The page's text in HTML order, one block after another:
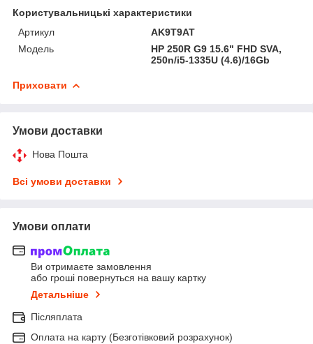
Користувальницькі характеристики
Артикул
AK9T9AT
Мoдель
HP 250R G9 15.6" FHD SVA,
250n/i5-1335U (4.6)/16Gb
Приховати
Умови доставки
Нова Пошта
Всі умови доставки
Умови оплати
Ви отримаєте замовлення
або гроші повернуться на вашу картку
Детальніше
Післяплата
Оплата на карту (Безготівковий розрахунок)